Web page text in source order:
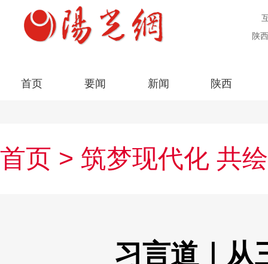
陕
首页 要闻 新闻 陕西
首页 > 筑梦现代化 共
习言道｜从